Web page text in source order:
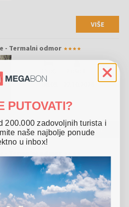
VIŠE
- Termalni odmor
06.09.
VIŠE
2 NOĆI 2 OSOBE
23.08.-05.09.2026
23.10.-
31.10.2026
PUTOVATI?
200.000 zadovoljnih turista i
naše najbolje ponude
u inbox!